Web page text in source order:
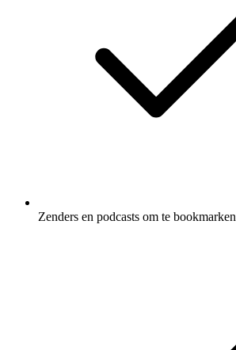
Zenders en podcasts om te bookmarken